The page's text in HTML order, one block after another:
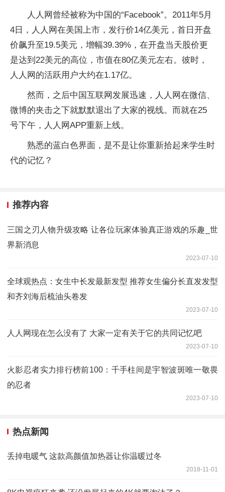
人人网曾经被称为中国的“Facebook”。2011年5月
4日，人人网在美国上市，发行价14亿美元，首日开盘
价飙升至19.5美元，增幅39.39%，在开盘当天股价更
是达到22美元的高位，市值在80亿美元左右。彼时，
人人网的活跃用户大约在1.17亿。
然而，之后中国互联网发展迅速，人人网在微信、
微博的夹击之下就默默退出了大家的视线。而就在25
号下午，人人网APP重新上线。
熟悉的蓝白色界面，是不是让你重新拾起来学生时
代的记忆？
推荐内容
三国之刃人物升级攻略 让各位玩家体验真正游戏的乐趣_世
界新消息
2023-07-10
全球观热点：女生中长发最新发型 推荐女生偏分长直发发型
和齐刘海后梳油头卷发
2023-07-10
人人网现在怎么没有了 大家一定有关于它的共同记忆吧
2023-07-10
火影忍者实力排行榜前100：千手柱间是宇智波斑唯一敬畏
的忍者
2023-07-10
热点新闻
丢掉电暖气 这款高颜值加热器让你温暖过冬
2018-11-01